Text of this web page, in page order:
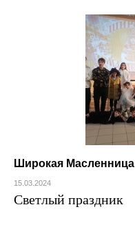
Широкая Масленница
15.03.2024
Светлый праздник